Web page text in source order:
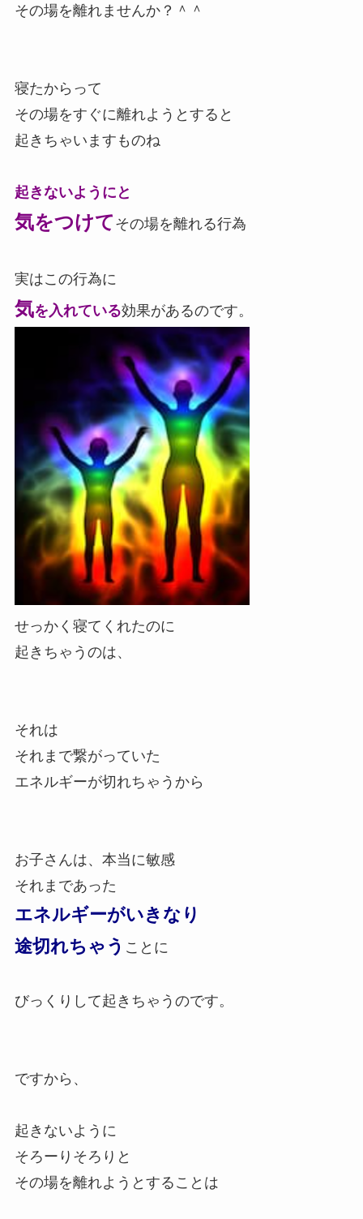
その場を離れませんか？＾＾
寝たからって
その場をすぐに離れようとすると
起きちゃいますものね
起きないようにと
気をつけてその場を離れる行為
実はこの行為に
気を入れている効果があるのです。
せっかく寝てくれたのに
起きちゃうのは、
それは
それまで繋がっていた
エネルギーが切れちゃうから
お子さんは、本当に敏感
それまであった
エネルギーがいきなり
途切れちゃう ことに
びっくりして起きちゃうのです。
ですから、
起きないように
そろーりそろりと
その場を離れようとすることは